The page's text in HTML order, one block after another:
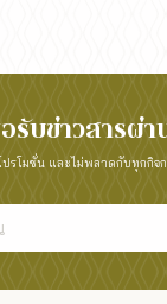
รับข่าวสารผ่
รโมชั่น และไม่พลาดกับทุกกิจ